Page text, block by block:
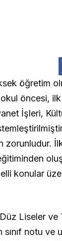
öğretim
öncesi,
İşleri,
konular
Liseler
notu